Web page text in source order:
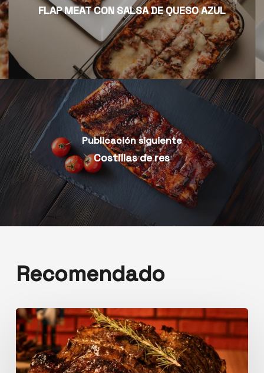
FLAP MEAT CON SALSA DE QUESO AZUL
Publicación siguiente
Costillas de res
Recomendado